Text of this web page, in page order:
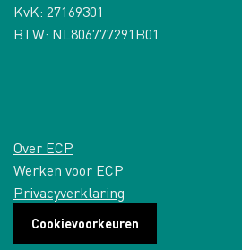
KvK: 27169301
BTW: NL806777291B01
Over ECP
Werken voor ECP
Privacyverklaring
Cookievoorkeuren